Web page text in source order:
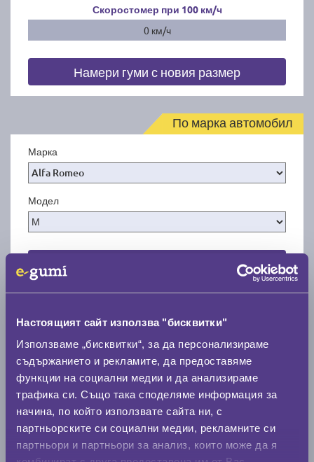
Настоящият сайт използва "бисквитки"
Използваме „бисквитки“, за да персонализираме
съдържанието и рекламите, да предоставяме
функции на социални медии и да анализираме
трафика си. Също така споделяме информация за
начина, по който използвате сайта ни, с
партньорските си социални медии, рекламните си
партньори и партньори за анализ, които може да я
Скоростомер при 100 км/ч
0 км/ч
Намери гуми с новия размер
По марка автомобил
Марка
Модел